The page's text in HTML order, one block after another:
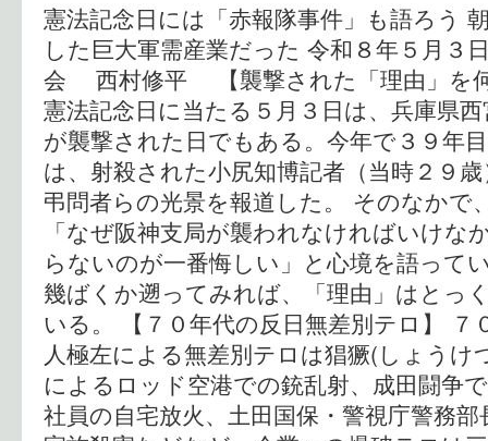
憲法記念日には「赤報隊事件」も語ろう
した巨大軍需産業だった 令和８年５月
会 西村修平 【襲撃された「理由」を
憲法記念日に当たる５月３日は、兵庫県
が襲撃された日でもある。今年で３９年
は、射殺された小尻知博記者（当時２９
弔問者らの光景を報道した。 そのなかで
「なぜ阪神支局が襲われなければいけな
らないのが一番悔しい」と心境を語って
幾ばくか遡ってみれば、「理由」はとっ
いる。 【７０年代の反日無差別テロ】 ７
人極左による無差別テロは猖獗(しょうけ
によるロッド空港での銃乱射、成田闘争
社員の自宅放火、土田国保・警視庁警務